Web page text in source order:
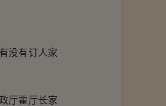
没有订人家
厅霍厅长家